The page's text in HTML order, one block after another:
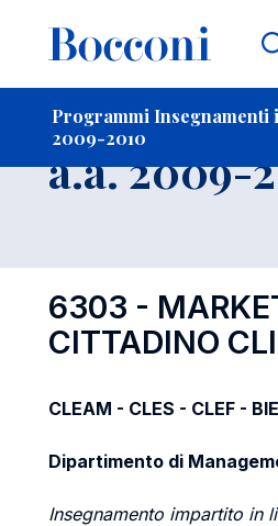
Programmi Insegnamenti
2009-2010
-
a.a. 2009-
6303 -
CITTADINO
CLEAM - CLES - CLEF -
Dipartimento di
Insegnamento impartito in